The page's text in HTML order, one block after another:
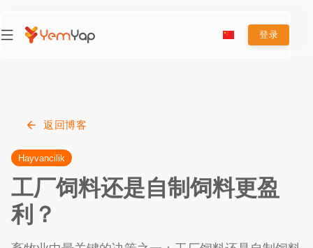
登录
返回博客
Hayvancilik
工厂饲料还是自制饲料更盈
利？